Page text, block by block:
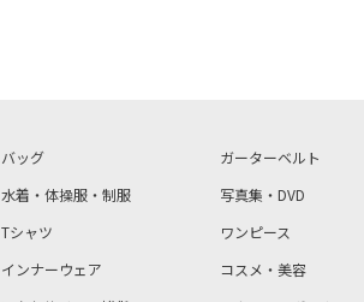
バッグ
水着・体操服・制服
Tシャツ
インナーウェア
ガーターベルト
写真集・DVD
ワンピース
コスメ・美容